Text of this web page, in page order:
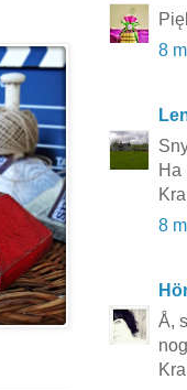
8
Ha
8
Å,